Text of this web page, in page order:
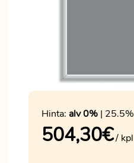
Hinta: alv 0% | 25.5%
504,30€/ kpl